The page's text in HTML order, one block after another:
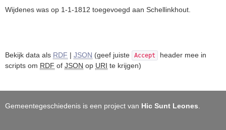
Wijdenes was op 1-1-1812 toegevoegd aan Schellinkhout.
Bekijk data als RDF | JSON (geef juiste Accept
header mee in
scripts om RDF of JSON op URI te krijgen)
Gemeentegeschiedenis is een project van Hic Sunt Leones